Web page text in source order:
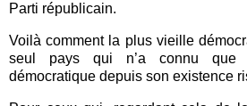
Parti républicain.
Voilà comment la plus vieille
seul pays qui n’a connu
démocratique depuis son existence